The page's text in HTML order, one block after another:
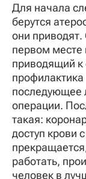
Для начала
берутся
они приводят.
первом месте
приводящий к
последующее
операции.
такая:
доступ крови
работать,
человек в